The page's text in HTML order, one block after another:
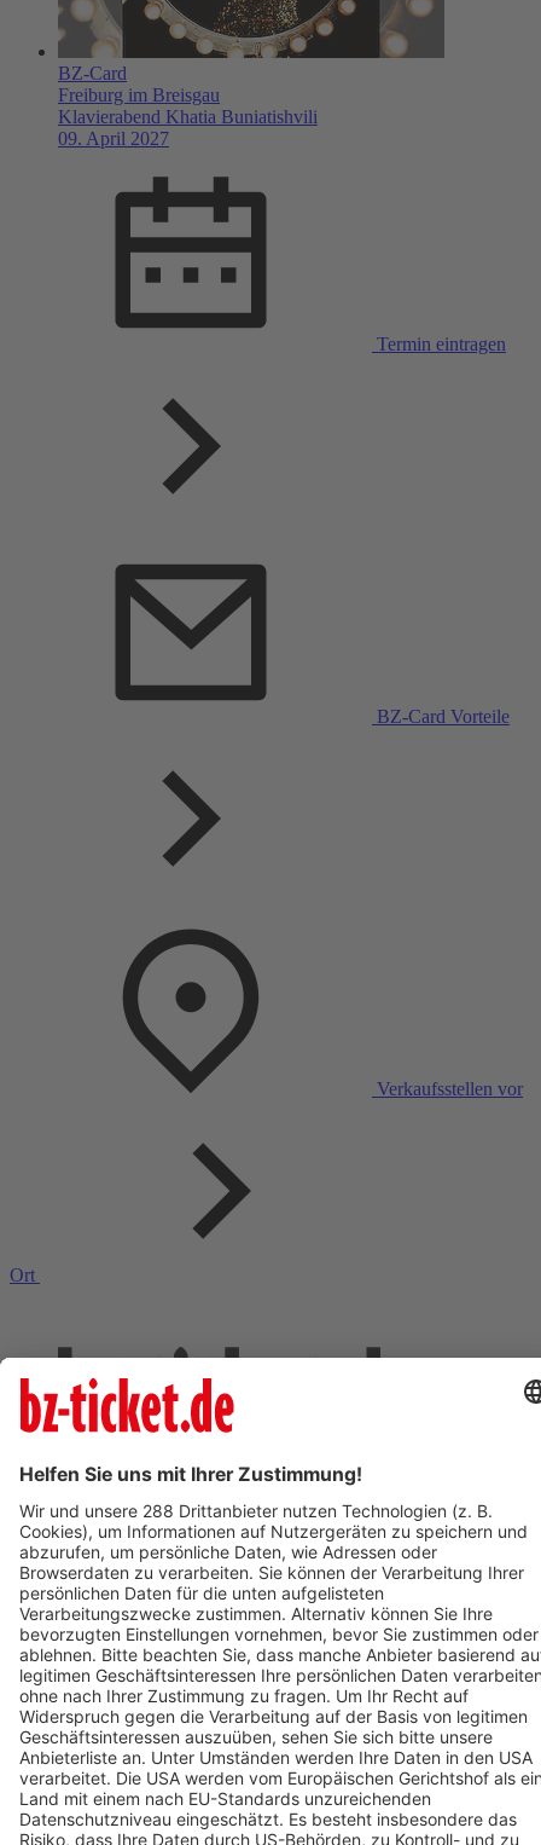
BZ-Card
Freiburg im Breisgau
Klavierabend Khatia Buniatishvili
09. April 2027
Termin eintragen
BZ-Card Vorteile
Verkaufsstellen vor
Ort
Deine Region. Deine Events.
BZ-Card schnapp.de Kontakt
Mediadaten Datenschutz Cookie-Einstellungen Impressum
+49 761 496 8888
Tickethotline Mo–Fr: 9–12 Uhr
System